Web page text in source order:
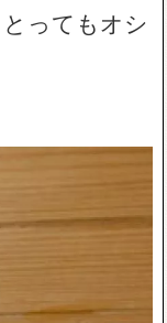
ってもオシ